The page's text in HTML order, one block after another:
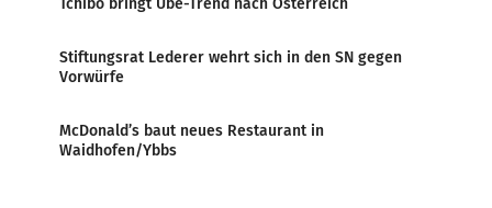
Tchibo bringt Ube-Trend nach Österreich
Stiftungsrat Lederer wehrt sich in den SN gegen
Vorwürfe
McDonald’s baut neues Restaurant in
Waidhofen/Ybbs